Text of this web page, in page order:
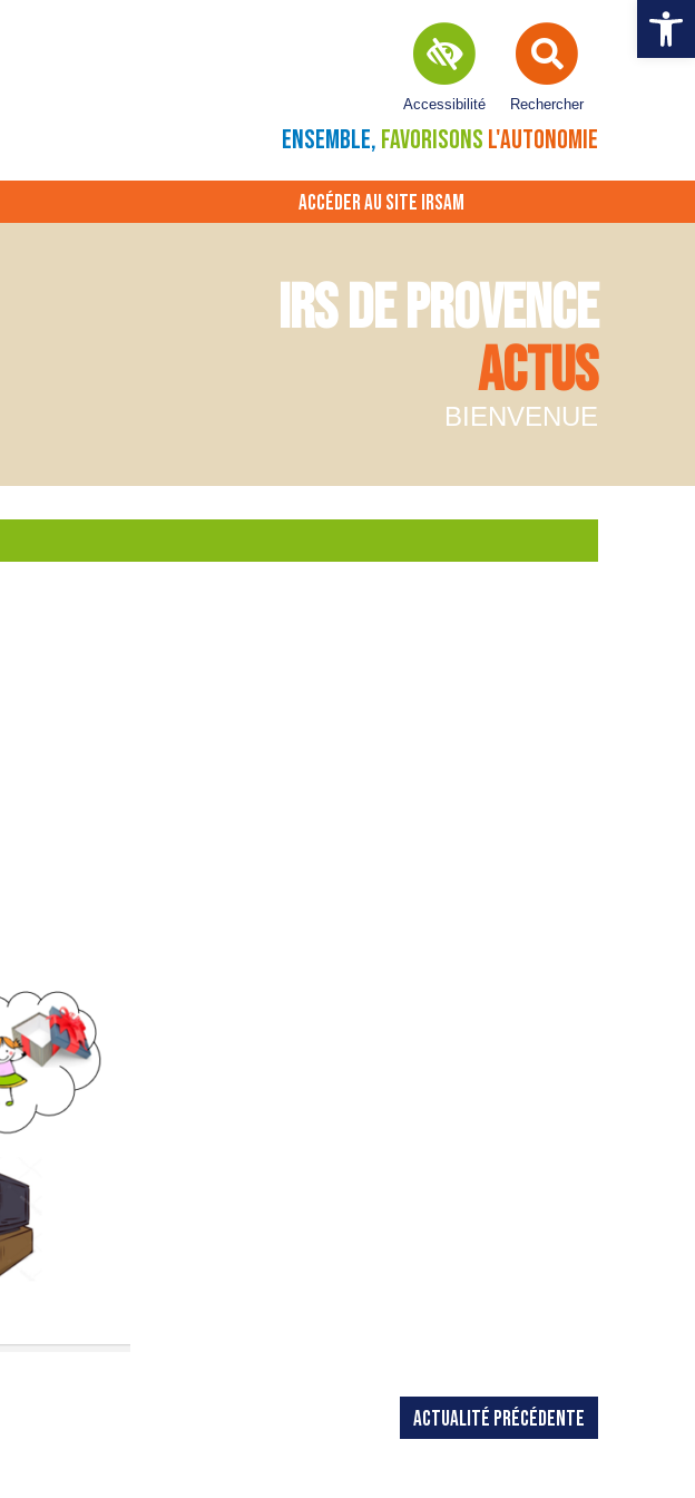
Ouvrir
Rechercher
Accessibilité
ENSEMBLE, FAVORISONS L'AUTONOMIE
ACCÉDER AU SITE IRSAM
IRS DE PROVENCE
ACTUS
BIENVENUE
ACTUALITÉ PRÉCÉDENTE